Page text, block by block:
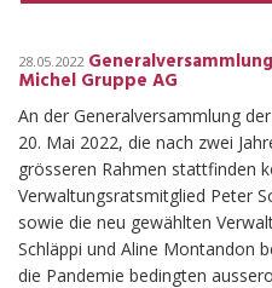
28.05.2022
Michel Gruppe AG
An der Generalversammlung
20. Mai 2022, die nach zwei
grösseren Rahmen stattfinden
Verwaltungsratsmitglied Peter
sowie die neu gewählten
Schläppi und Aline Montandon
die Pandemie bedingten